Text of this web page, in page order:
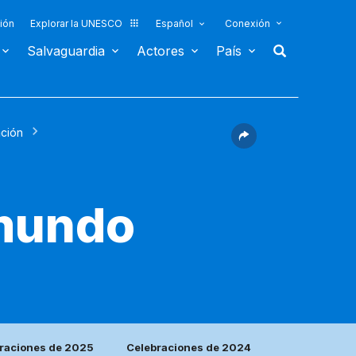
Explorar la UNESCO Español Conexión
Salvaguardia Actores País
de 2025 Celebraciones de 2024